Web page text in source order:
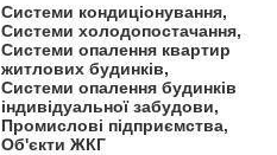
Системи кондиціонування,
Системи холодопостачання,
Системи опалення квартир
житлових будинків,
Системи опалення будинків
індивідуальної забудови,
Промислові підприємства,
Об'єкти ЖКГ